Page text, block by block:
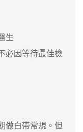
生
因等待最佳檢
白帶常規。但